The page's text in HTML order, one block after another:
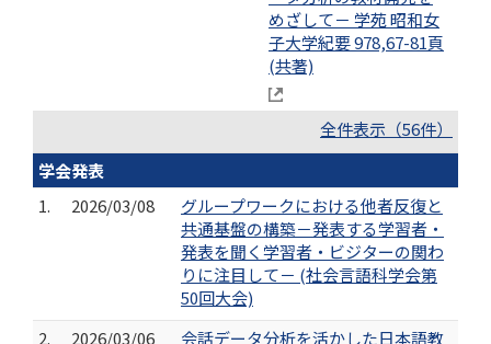
めざして－ 学苑 昭和女
子大学紀要 978,67-81頁
(共著)
全件表示（56件）
学会発表
1.
2026/03/08
グループワークにおける他者反復と
共通基盤の構築－発表する学習者・
発表を聞く学習者・ビジターの関わ
りに注目して－ (社会言語科学会第
50回大会)
2.
2026/03/06
会話データ分析を活かした日本語教